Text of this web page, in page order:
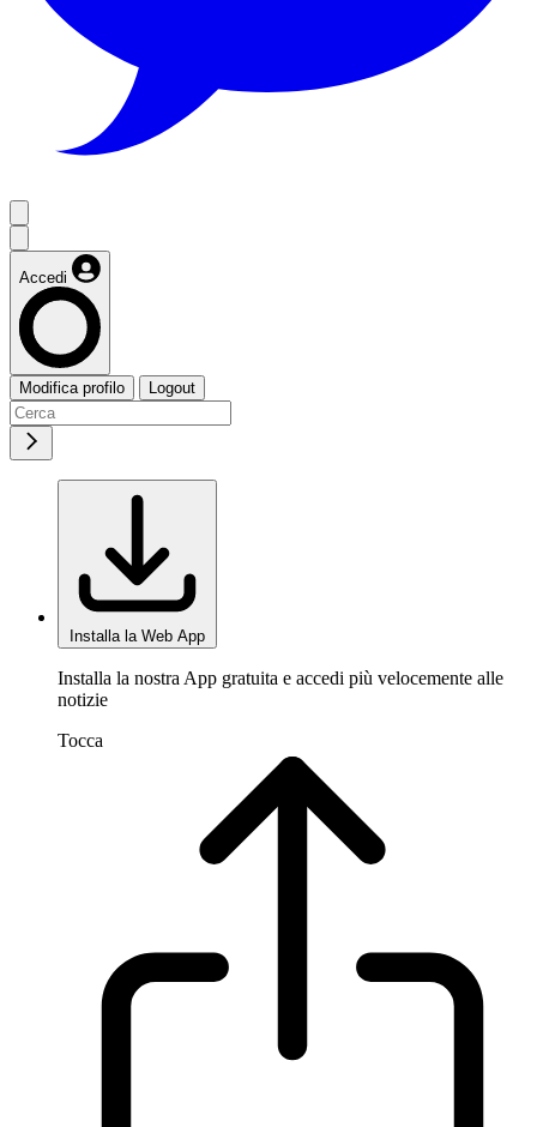
Accedi
Modifica profilo Logout
Installa la Web App
Installa la nostra App gratuita e accedi più velocemente alle
notizie
Tocca